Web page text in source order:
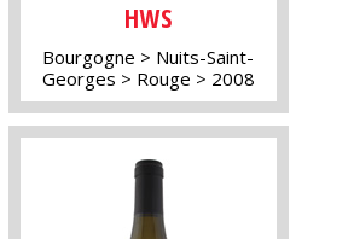
HWS
Bourgogne
Nuits-Saint-
Georges
Rouge 2008